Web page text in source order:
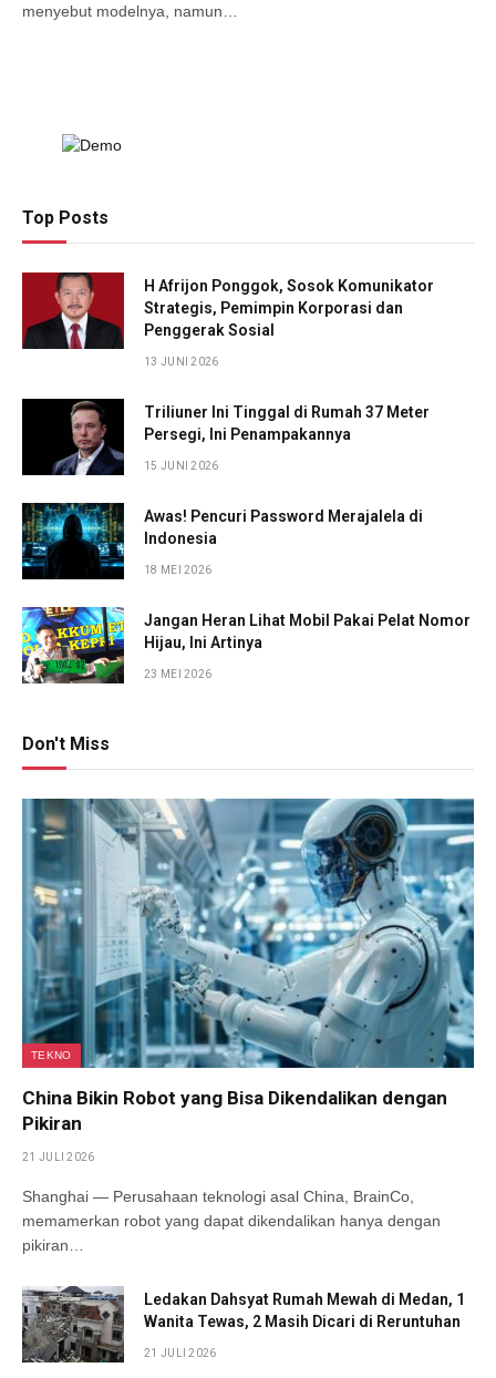
menyebut modelnya, namun…
Top Posts
H Afrijon Ponggok, Sosok Komunikator
Strategis, Pemimpin Korporasi dan
Penggerak Sosial
13 JUNI 2026
Triliuner Ini Tinggal di Rumah 37 Meter
Persegi, Ini Penampakannya
15 JUNI 2026
Awas! Pencuri Password Merajalela di
Indonesia
18 MEI 2026
Jangan Heran Lihat Mobil Pakai Pelat Nomor
Hijau, Ini Artinya
23 MEI 2026
Don't Miss
TEKNO
China Bikin Robot yang Bisa Dikendalikan dengan
Pikiran
21 JULI 2026
Shanghai — Perusahaan teknologi asal China, BrainCo,
memamerkan robot yang dapat dikendalikan hanya dengan
pikiran…
Ledakan Dahsyat Rumah Mewah di Medan, 1
Wanita Tewas, 2 Masih Dicari di Reruntuhan
21 JULI 2026